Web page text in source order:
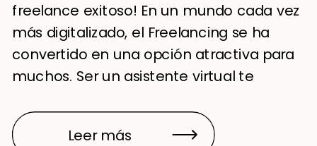
freelance exitoso! En un mundo cada vez
más digitalizado, el Freelancing se ha
convertido en una opción atractiva para
muchos. Ser un asistente virtual te
cualquier lugar, brindando servicios
administrativos, de soporte y más a
Leer más